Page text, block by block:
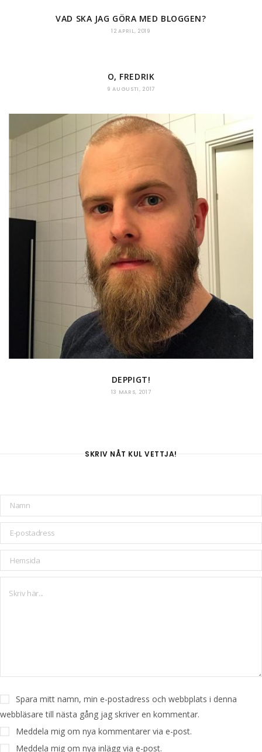
VAD SKA JAG GÖRA MED BLOGGEN?
12 APRIL, 2019
O, FREDRIK
9 AUGUSTI, 2017
DEPPIGT!
13 MARS, 2017
SKRIV NÅT KUL VETTJA!
Spara mitt namn, min e-postadress och webbplats i denna
webbläsare till nästa gång jag skriver en kommentar.
Meddela mig om nya kommentarer via e-post.
Meddela mig om nya inlägg via e-post.